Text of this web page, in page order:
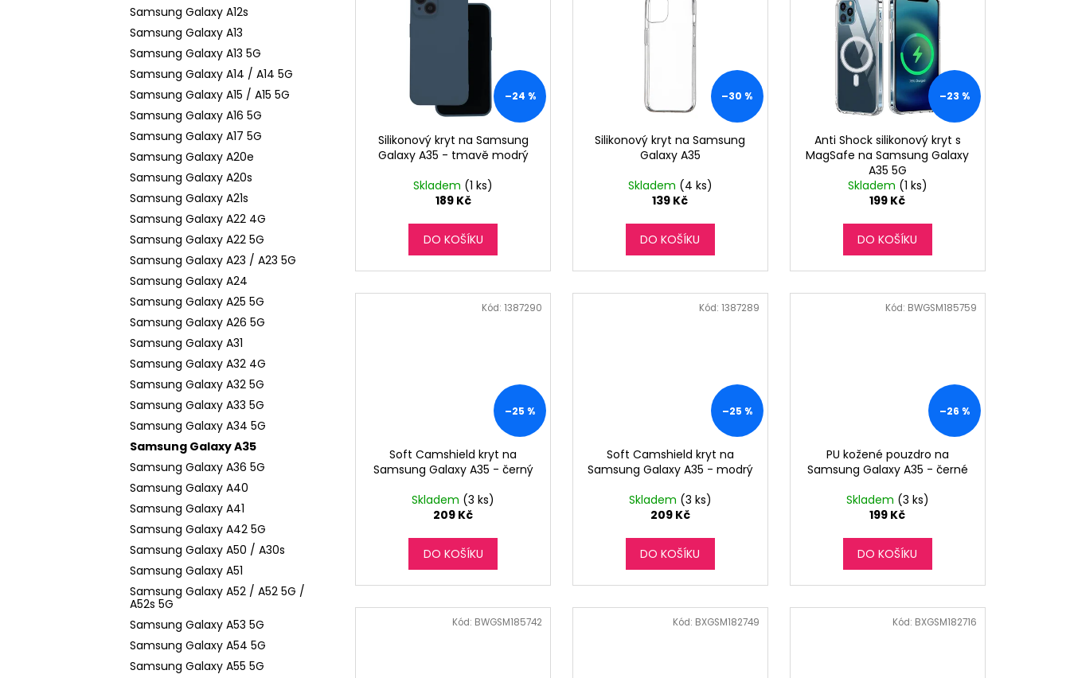
Samsung Galaxy A12s
Samsung Galaxy A13
Samsung Galaxy A13 5G
Samsung Galaxy A14 / A14 5G
Samsung Galaxy A15 / A15 5G
Samsung Galaxy A16 5G
Samsung Galaxy A17 5G
Samsung Galaxy A20e
Samsung Galaxy A20s
Samsung Galaxy A21s
Samsung Galaxy A22 4G
Samsung Galaxy A22 5G
Samsung Galaxy A23 / A23 5G
Samsung Galaxy A24
Samsung Galaxy A25 5G
Samsung Galaxy A26 5G
Samsung Galaxy A31
Samsung Galaxy A32 4G
Samsung Galaxy A32 5G
Samsung Galaxy A33 5G
Samsung Galaxy A34 5G
Samsung Galaxy A35
Samsung Galaxy A36 5G
Samsung Galaxy A40
Samsung Galaxy A41
Samsung Galaxy A42 5G
Samsung Galaxy A50 / A30s
Samsung Galaxy A51
Samsung Galaxy A52 / A52 5G /
A52s 5G
Samsung Galaxy A53 5G
Samsung Galaxy A54 5G
Samsung Galaxy A55 5G
–24 %
Silikonový kryt na Samsung
Galaxy A35 - tmavě modrý
Skladem (1 ks)
189 Kč
DO KOŠÍKU
–30 %
Silikonový kryt na Samsung
Galaxy A35
Skladem (4 ks)
139 Kč
DO KOŠÍKU
–23 %
Anti Shock silikonový kryt s
MagSafe na Samsung Galaxy
A35 5G
Skladem (1 ks)
199 Kč
DO KOŠÍKU
–25 %
Soft Camshield kryt na
Samsung Galaxy A35 - černý
Skladem (3 ks)
209 Kč
DO KOŠÍKU
Kód:1387290
–25 %
Soft Camshield kryt na
Samsung Galaxy A35 - modrý
Skladem (3 ks)
209 Kč
DO KOŠÍKU
Kód: 1387289
–26 %
PU kožené pouzdro na
Samsung Galaxy A35 - černé
Skladem (3 ks)
199 Kč
DO KOŠÍKU
Kód: BWGSM185759
Kód: BWGSM185742 Kód: BXGSM182749 Kód: BXGSM182716